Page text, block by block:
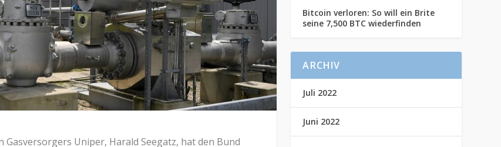
Uniper, Harald Seegatz, hat den Bund
Bitcoin verloren: So will ein Brite
seine 7,500 BTC wiederfinden
ARCHIV
Juli 2022
Juni 2022